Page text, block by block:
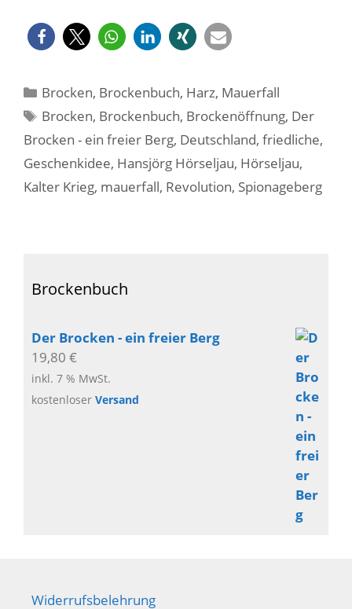
Kategorien
Brocken, Brockenbuch, Harz, Mauerfall
Schlagwörter
Brocken, Brockenbuch, Brockenöffnung, Der
Brocken - ein freier Berg, Deutschland, friedliche,
Geschenkidee, Hansjörg Hörseljau, Hörseljau,
Kalter Krieg, mauerfall, Revolution, Spionageberg
Brockenbuch
Der Brocken - ein freier Berg
19,80 €
inkl. 7 % MwSt.
kostenloser Versand
Widerrufsbelehrung